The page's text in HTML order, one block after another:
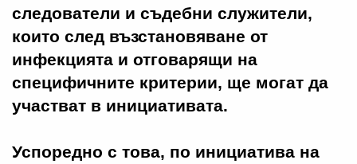
следователи и съдебни служители,
които след възстановяване от
инфекцията и отговарящи на
специфичните критерии, ще могат да
участват в инициативата.
Успоредно с това, по инициатива на